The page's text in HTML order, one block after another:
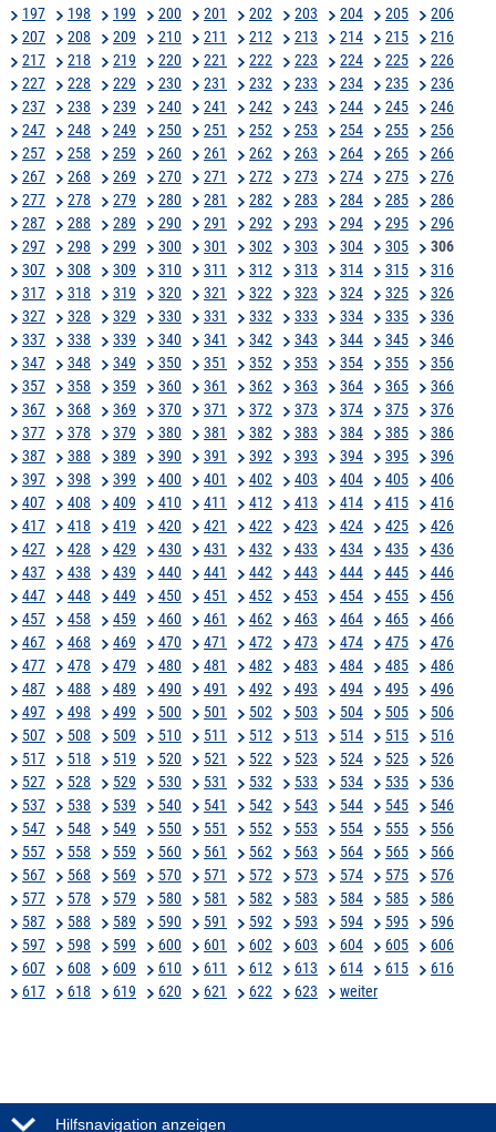
197
198 199 200 201 202 203 204 205
206
207
208 209 210 211 212 213 214 215
216
217
218 219 220 221 222 223 224 225
226
227
228 229 230 231 232 233 234 235
236
237
238 239 240 241 242 243 244 245
246
247
248 249 250 251 252 253 254 255
256
257
258 259 260 261 262 263 264 265
266
267
268 269 270 271 272 273 274 275
276
277
278 279 280 281 282 283 284 285
286
287
288 289 290 291 292 293 294 295
296
297
298 299 300 301 302 303 304 305
306
307
308 309 310 311 312 313 314 315
316
317
318 319 320 321 322 323 324 325
326
327
328 329 330 331 332 333 334 335
336
337
338 339 340 341 342 343 344 345
346
347
348 349 350 351 352 353 354 355
356
357
358 359 360 361 362 363 364 365
366
367
368 369 370 371 372 373 374 375
376
377
378 379 380 381 382 383 384 385
386
387
388 389 390 391 392 393 394 395
396
397
398 399 400 401 402 403 404 405
406
407
408 409 410 411 412 413 414 415
416
417
418 419 420 421 422 423 424 425
426
427
428 429 430 431 432 433 434 435
436
437
438 439 440 441 442 443 444 445
446
447
448 449 450 451 452 453 454 455
456
457
458 459 460 461 462 463 464 465
466
467
468 469 470 471 472 473 474 475
476
477
478 479 480 481 482 483 484 485
486
487
488 489 490 491 492 493 494 495
496
497
498 499 500 501 502 503 504 505
506
507
508 509 510 511 512 513 514 515
516
517
518 519 520 521 522 523 524 525
526
527
528 529 530 531 532 533 534 535
536
537
538 539 540 541 542 543 544 545
546
547
548 549 550 551 552 553 554 555
556
557
558 559 560 561 562 563 564 565
566
567
568 569 570 571 572 573 574 575
576
577
578 579 580 581 582 583 584 585
586
587
588 589 590 591 592 593 594 595
596
597
598 599 600 601 602 603 604 605
606
607
608 609 610 611 612 613 614 615
616
617
618 619 620 621 622 623 weiter
Hilfsnavigation anzeigen